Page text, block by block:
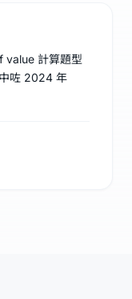
value 計算題型
咗 2024 年